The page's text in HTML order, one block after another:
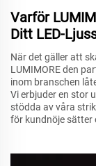
Varför
Ditt LED-
När det gäller att
LUMIMORE den
inom branschen
Vi erbjuder en stor
stödda av våra
för kundnöje sätter